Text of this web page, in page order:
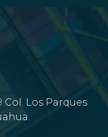
Col. Los Parques